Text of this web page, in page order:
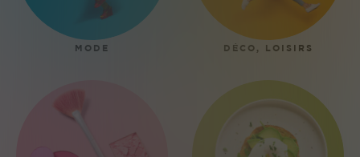
MODE DÉCO, LOISIRS